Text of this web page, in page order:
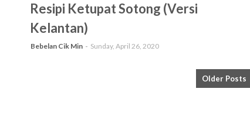
Resipi Ketupat Sotong (Versi
Kelantan)
Bebelan Cik Min Sunday, April 26, 2020
Older Posts